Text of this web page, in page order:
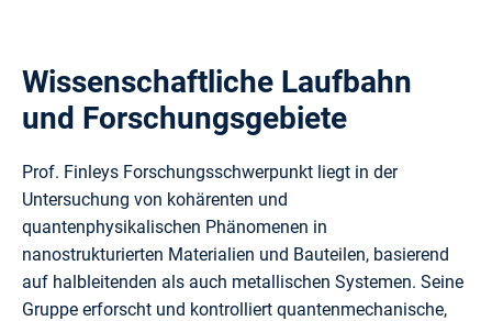
Wissenschaftliche Laufbahn
und Forschungsgebiete
Prof. Finleys Forschungsschwerpunkt liegt in der
Untersuchung von kohärenten und
quantenphysikalischen Phänomenen in
nanostrukturierten Materialien und Bauteilen, basierend
auf halbleitenden als auch metallischen Systemen. Seine
Gruppe erforscht und kontrolliert quantenmechanische,